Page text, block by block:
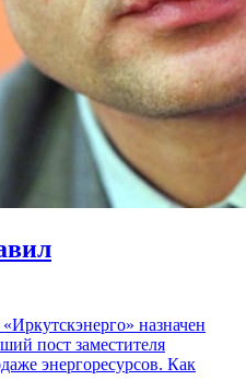
назначен
пост заместителя
энергоресурсов. Как